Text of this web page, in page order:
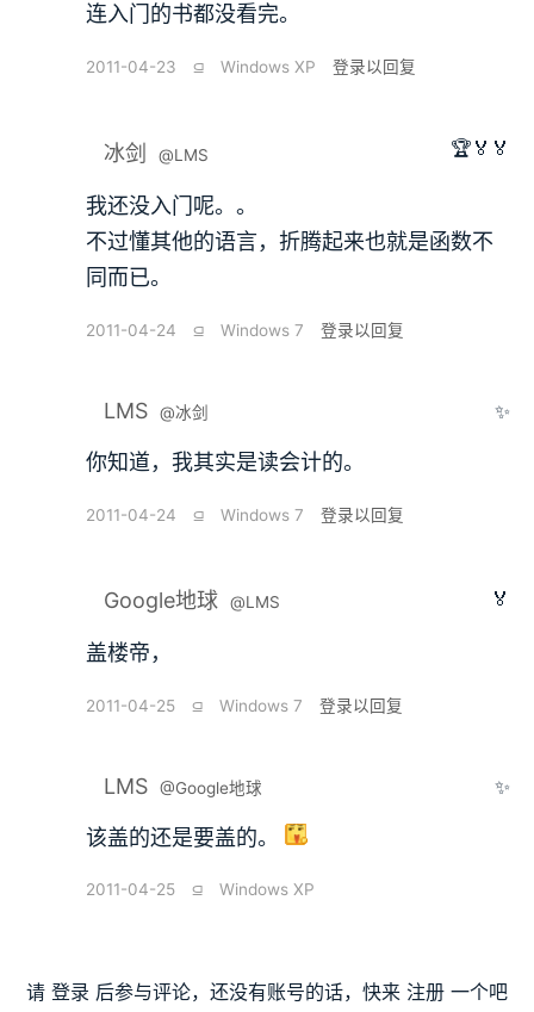
连入门的书都没看完。
2011-04-23 ⫑ Windows XP 登录以回复
冰剑 @LMS 🏆🏅🏅
我还没入门呢。。
不过懂其他的语言，折腾起来也就是函数不
同而已。
2011-04-24 ⫑ Windows 7 登录以回复
LMS @冰剑 ✨
你知道，我其实是读会计的。
2011-04-24 ⫑ Windows 7 登录以回复
Google地球 @LMS 🏅
盖楼帝，
2011-04-25 ⫑ Windows 7 登录以回复
LMS @Google地球 ✨
该盖的还是要盖的。
2011-04-25 ⫑ Windows XP
请 登录 后参与评论，还没有账号的话，快来 注册 一个吧